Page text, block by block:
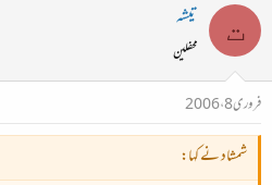
ت تیشہ
محفلین
فروری 8، 2006
شمشاد نے کہا: